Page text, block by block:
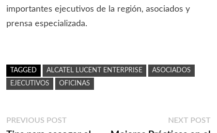
importantes ejecutivos de la región, asociados y
prensa especializada.
TAGGED ALCATEL LUCENT ENTERPRISE
ASOCIADOS
EJECUTIVOS
OFICINAS
Navegación
PREVIOUS POSTPrevious
NEXT POST